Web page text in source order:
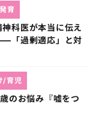
神科医が本当に伝え
「過剰適応」と対
育
のお悩み『嘘をつ
/育児